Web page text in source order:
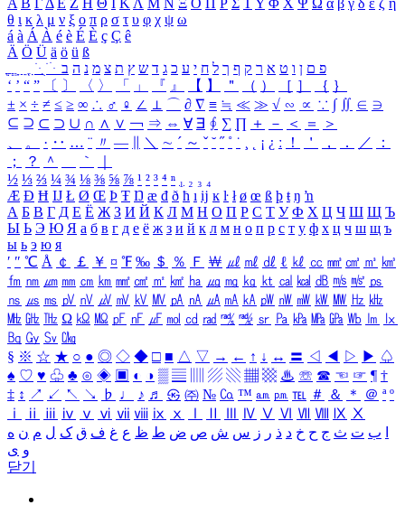
Α Β ΓΔ Ε Ζ Η Θ Ι ΚΛ Μ Ν Ξ Ο Π Ρ Σ ΤΥ Φ Χ Ψ Ω α β γ δ ε ζ η
θ ι κ λ μ ν ξ ο π ρ σ τ υ φ χ ψ ω
á à Á À é è É È ç Ç ê
Ä Ö Ü ä ö ü ß
ִֶֹ ֻּ ׁׂ פ ם ן ו ט א ר ק ף ך ל ח י ע כ ג ד ש ץ ת צ מ נ ה ב
‘ ’ “ ” 〔 〕 〈 〉 「 」 『 』 【 】 ＂ （ ） ［ ］ ｛ ｝
± × ÷ ≠ ≤ ≥ ∞ ∴ ♂ ♀ ∠ ⊥ ⌒ ∂ ∇ ≡ ≒ ≪ ≫ √ ∽ ∝ ∵ ∫ ∬ ∈ ∋
⊆ ⊇ ⊂ ⊃ ∪ ∩ ∧ ∨ ￢ ⇒ ⇔ ∀ ∃ ∮ ∑ ∏ ＋ － ＜ ＝
＞
、
。 · ‥ … ¨ 〃 ― ＼ ∼ ´ ～ ˇ ˘ ˝ ˚ ˙ ¸ ¡ ¿ ː ！ ＇ ， ． ／
：
；
？ ＾ ｀
½ ⅓ ⅔ ¼ ¾ ⅛ ⅜ ⅝ ⅞ ¹ ² ³ ⁴ ⁿ ₁ ₂ ₃ ₄
Æ Ð Ħ Ĳ Ł Ø Œ Þ Ŧ Ŋ æ đ ð ħ ı ĳ ĸ ŀ ł ø œ ß þ ŧ ŋ ŉ
А Б В Г Д Е Ё Ж З И Й К Л М Н О П Р С Т У Ф Х Ц Ч Ш Щ Ъ
Ы Ь Э Ю Я а б в г д е ё ж з и й к л м н о п р с т у ф х ц ч ш щ ъ
ы ь э ю я
′ ″ ℃ Å ￠ ￡ ￥ ¤ ℉ ‰ ＄ ％ Ｆ ￦ ㎕ ㎖ ㎗ ℓ ㎘ ㏄ ㎣ ㎤ ㎥ ㎦
㎙ ㎚ ㎛ ㎜ ㎝ ㎞ ㎟ ㎠ ㎡ ㎢ ㏊ ㎍ ㎎ ㎏ ㏏ ㎈ ㎉ ㏈ ㎧ ㎨ ㎰
㎱ ㎲ ㎳ ㎴ ㎵ ㎶ ㎷ ㎸ ㎹ ㎀ ㎁ ㎂ ㎃ ㎄ ㎺ ㎻ ㎽ ㎾ ㎿ ㎐ ㎑
㎒ ㎓ ㎔ Ω ㏀ ㏁ ㎊ ㎋ ㎌ ㏖ ㏅ ㎭ ㎮ ㎯ ㏛ ㎩ ㎪ ㎫ ㎬ ㏝ ㏐
㏓
㏃ ㏉ ㏜ ㏆
§ ※ ☆ ★ ○ ● ◎ ◇ ◆ □ ■ △ ▽ → ← ↑ ↓ ↔ 〓 ◁ ◀ ▷ ▶ ♤
♠ ♡ ♥ ♧ ♣ ⊙ ◈ ▣ ◐ ◑ ▒ ▤ ▨ ▧ ▦ ▩ ♨ ☏ ☎ ☜ ☞ ¶ †
‡ ↕ ↗ ↙ ↖ ↘ ♭ ♩ ♪ ♬ ㉿ ㈜ № ㏇ ™ ㏂ ㏘ ℡ ＃ ＆ ＊ ＠ ª º
ⅰ
ⅱ ⅲ ⅳ ⅴ ⅵ ⅶ ⅷ ⅸ ⅹ Ⅳ Ⅴ Ⅵ Ⅶ Ⅷ Ⅸ Ⅹ
ب ت ث ج ح خ د ذ ر ز س ش ص ض ط ظ ع غ ف ق ک ل م ن ه
و ی
닫기